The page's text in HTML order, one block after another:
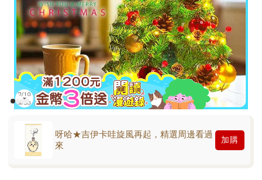
呀哈★吉伊卡哇旋風再起，精選周邊看過
來
加購